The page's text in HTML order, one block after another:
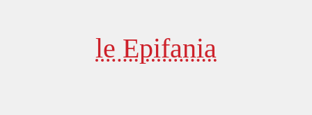
le Epifania